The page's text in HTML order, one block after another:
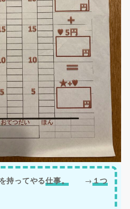
持ってやる仕事。 →１つ